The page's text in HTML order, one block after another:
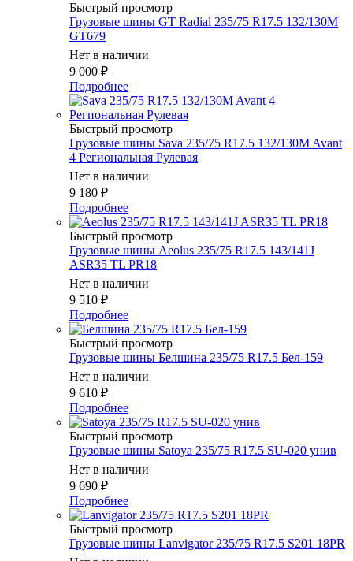
Быстрый просмотр
Грузовые шины GT Radial 235/75 R17.5 132/130M
GT679
Нет в наличии
9 000 ₽
Подробнее
Быстрый просмотр
Грузовые шины Sava 235/75 R17.5 132/130M Avant
4 Региональная Рулевая
Нет в наличии
9 180 ₽
Подробнее
Быстрый просмотр
Грузовые шины Aeolus 235/75 R17.5 143/141J
ASR35 TL PR18
Нет в наличии
9 510 ₽
Подробнее
Быстрый просмотр
Грузовые шины Белшина 235/75 R17.5 Бел-159
Нет в наличии
9 610 ₽
Подробнее
Быстрый просмотр
Грузовые шины Satoya 235/75 R17.5 SU-020 унив
Нет в наличии
9 690 ₽
Подробнее
Быстрый просмотр
Грузовые шины Lanvigator 235/75 R17.5 S201 18PR